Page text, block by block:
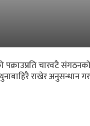
चारवटै
राखेर अनुसन्धान